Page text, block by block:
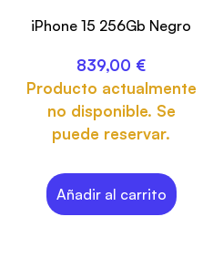
iPhone 15 256Gb Negro
839,00 €
Producto actualmente
no disponible. Se
puede reservar.
Añadir al carrito